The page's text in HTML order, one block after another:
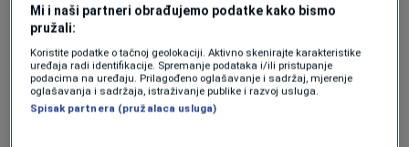
Direktna zaštita potrošača:U maloprodaji
se uvode fiksne gornje granice cijena ili
marži za ključne prehrambene i higijenske
proizvode.
Mi i naši partneri obrađujemo podatke kako bismo
pružali:
Koristite podatke o tačnoj geolokaciji. Aktivno skenirajte karakteristike
uređaja radi identifikacije. Spremanje podataka i/ili pristupanje
podacima na uređaju. Prilagođeno oglašavanje i sadržaj, mjerenje
oglašavanja i sadržaja, istraživanje publike i razvoj usluga.
Spisak partnera (pružalaca usluga)